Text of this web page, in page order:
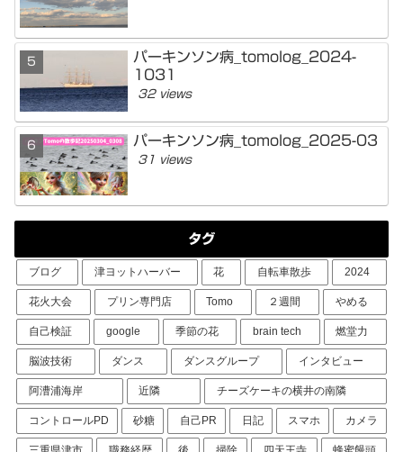
パーキンソン病_tomolog_2024-
1031
32 views
パーキンソン病_tomolog_2025-03
31 views
タグ
ブログ 津ヨットハーバー 花 自転車散歩 2024
花火大会 プリン専門店 Tomo ２週間 やめる
自己検証 google 季節の花 brain tech 燃堂力
脳波技術 ダンス ダンスグループ インタビュー
阿漕浦海岸 近隣 チーズケーキの横井の南隣
コントロールPD 砂糖 自己PR 日記 スマホ カメラ